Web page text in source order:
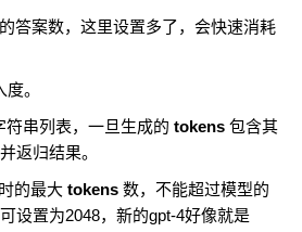
答案数，这里设置多了，会快速消耗
。
符串列表，一旦生成的 tokens 包含其
返归结果。
的最大 tokens 数，不能超过模型的
设置为2048，新的gpt-4好像就是